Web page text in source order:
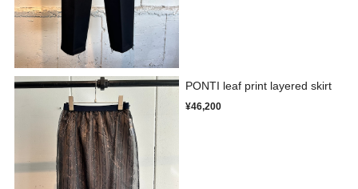
PONTI leaf print layered skirt
¥46,200